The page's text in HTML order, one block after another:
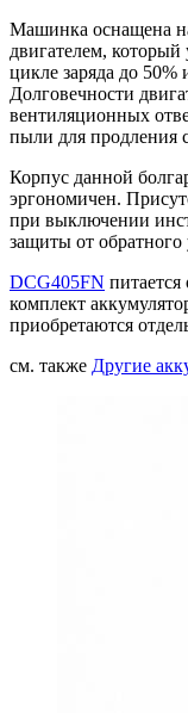
Машинка оснащена
двигателем,
цикле заряда до
Долговечности
вентиляционных
пыли для продления
Корпус данной
эргономичен.
при выключении
защиты от обратного
DCG405FN
комплект
приобретаются
см. также Другие